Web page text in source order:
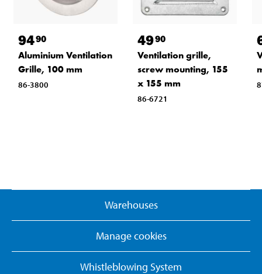
9490
Aluminium Ventilation
Grille, 100 mm
86-3800
4990
Ventilation grille,
screw mounting, 155
x 155 mm
86-6721
Warehouses
Manage cookies
Whistleblowing System